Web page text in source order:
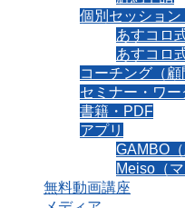
個別セッショ
あすコロ
あすコロ
コーチング（顧
セミナー・ワ
書籍・PDF
アプリ
GAMBO
Meiso（
無料動画講座